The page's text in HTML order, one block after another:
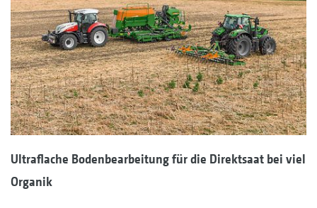
Ultraflache Bodenbearbeitung für die Direktsaat bei viel
Organik